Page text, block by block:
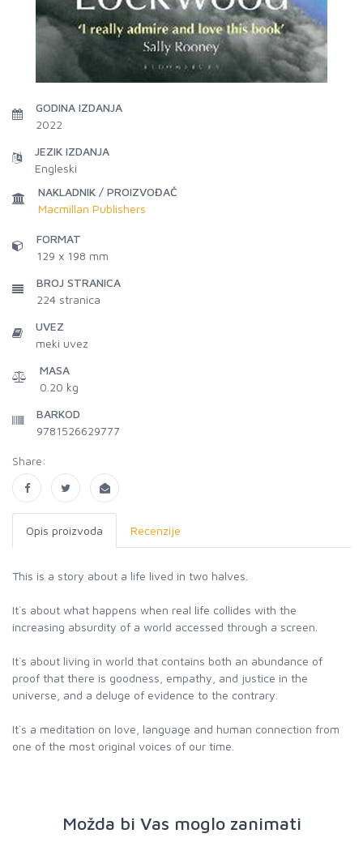
GODINA IZDANJA
2022
JEZIK IZDANJA
Engleski
NAKLADNIK / PROIZVOĐAČ
Macmillan Publishers
FORMAT
129 x 198 mm
BROJ STRANICA
224 stranica
UVEZ
meki uvez
MASA
0.20 kg
BARKOD
9781526629777
Share:
Opis proizvoda Recenzije
This is a story about a life lived in two halves.
It`s about what happens when real life collides with the
increasing absurdity of a world accessed through a screen.
It`s about living in world that contains both an abundance of
proof that there is goodness, empathy, and justice in the
universe, and a deluge of evidence to the contrary.
It`s a meditation on love, language and human connection from
one of the most original voices of our time.
Možda bi Vas moglo zanimati